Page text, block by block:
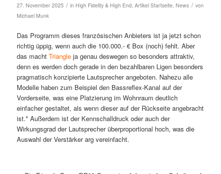
27. November 2025 / in High Fidelity & High End, Artikel Startseite, News / von
Michael Munk
Das Programm dieses französischen Anbieters ist ja jetzt schon
richtig üppig, wenn auch die 100.000.- € Box (noch) fehlt. Aber
das macht Triangleja genau deswegen so besonders attraktiv,
denn es werden doch gerade in den bezahlbaren Ligen besonders
pragmatisch konzipierte Lautsprecher angeboten. Nahezu alle
Modelle haben zum Beispiel den Bassreflex-Kanal auf der
Vorderseite, was eine Platzierung im Wohnraum deutlich
einfacher gestaltet, als wenn dieser auf der Rückseite angebracht
ist.* Außerdem ist der Kennschalldruck oder auch der
Wirkungsgrad der Lautsprecher überproportional hoch, was die
Auswahl der Verstärker arg vereinfacht.